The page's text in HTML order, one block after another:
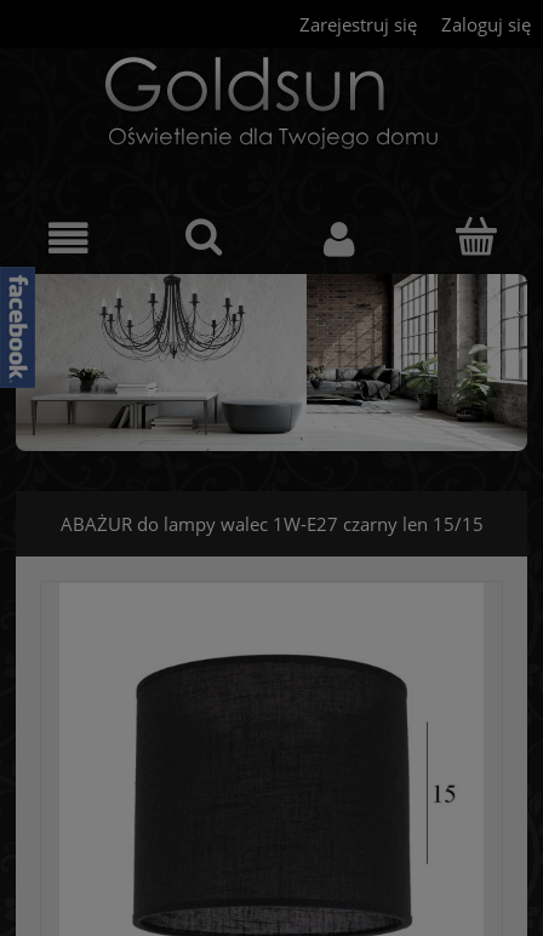
Zarejestruj się Zaloguj się
ABAŻUR do lampy walec 1W-E27 czarny len 15/15